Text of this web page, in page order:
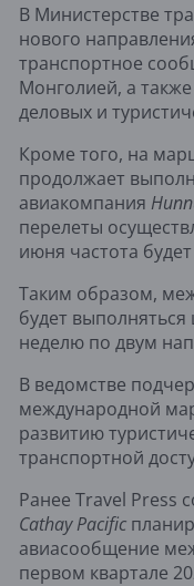
В Министерстве
нового
транспортное
Монголией, а
деловых и
Кроме того, на
продолжает
авиакомпания
перелеты
июня частота
Таким образом,
будет
неделю по двум
В ведомстве
международной
развитию
транспортной
Ранее Travel Press
Cathay Pacific
авиасообщение
первом квартале